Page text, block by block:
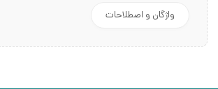
واژگان و اصطلاحات